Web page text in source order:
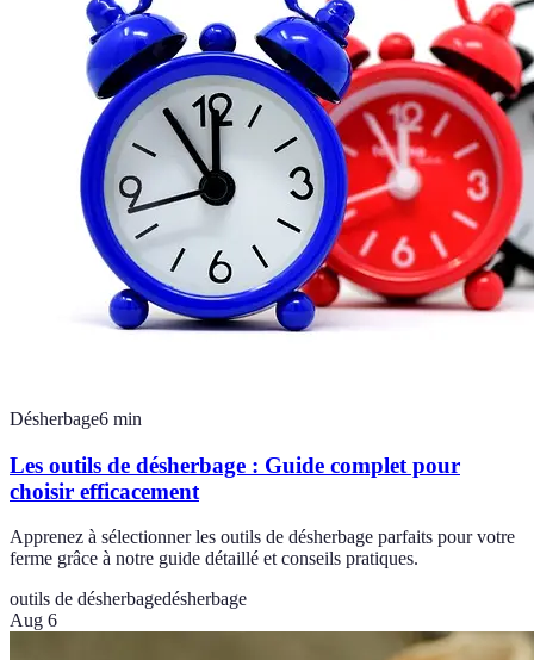
Désherbage6 min
Les outils de désherbage : Guide complet pour
choisir efficacement
Apprenez à sélectionner les outils de désherbage parfaits pour votre
ferme grâce à notre guide détaillé et conseils pratiques.
outils de désherbagedésherbage
Aug 6